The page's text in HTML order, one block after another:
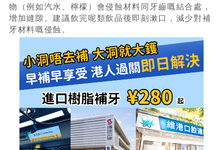
物（例如汽水、檸檬）會侵蝕材料同牙齒嘅結合處，
增加縫隙。建議飲完呢類飲品後即刻漱口，減少對補
牙材料嘅侵蝕。